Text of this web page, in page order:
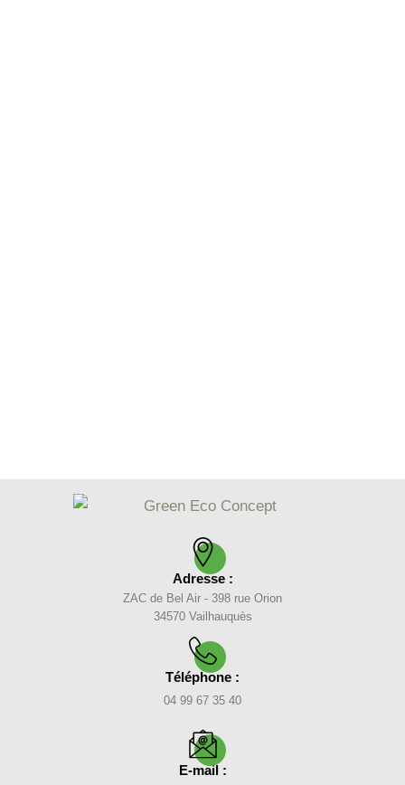
Adresse :
ZAC de Bel Air - 398 rue Orion
34570 Vailhauquès
Téléphone :
04 99 67 35 40
E-mail :